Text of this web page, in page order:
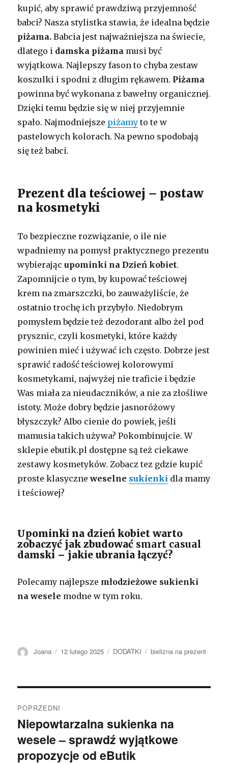
kupić, aby sprawić prawdziwą przyjemność
babci? Nasza stylistka stawia, że idealna będzie
piżama. Babcia jest najważniejsza na świecie,
dlatego i damska piżama musi być
wyjątkowa. Najlepszy fason to chyba zestaw
koszulki i spodni z długim rękawem. Piżama
powinna być wykonana z bawełny organicznej.
Dzięki temu będzie się w niej przyjemnie
spało. Najmodniejsze piżamy to te w
pastelowych kolorach. Na pewno spodobają
się też babci.
Prezent dla teściowej – postaw
na kosmetyki
To bezpieczne rozwiązanie, o ile nie
wpadniemy na pomysł praktycznego prezentu
wybierającupominki na Dzień kobiet.
Zapomnijcie o tym, by kupować teściowej
krem na zmarszczki, bo zauważyliście, że
ostatnio trochę ich przybyło. Niedobrym
pomysłem będzie też dezodorant albo żel pod
prysznic, czyli kosmetyki, które każdy
powinien mieć i używać ich często. Dobrze jest
sprawić radość teściowej kolorowymi
kosmetykami, najwyżej nie traficie i będzie
Was miała za nieudaczników, a nie za złośliwe
istoty. Może dobry będzie jasnoróżowy
błyszczyk? Albo cienie do powiek, jeśli
mamusia takich używa? Pokombinujcie. W
sklepie ebutik.pl dostępne są też ciekawe
zestawy kosmetyków. Zobacz tez gdzie kupić
proste klasyczneweselne sukienki dla mamy
i teściowej?
Upominki na dzień kobiet warto
zobaczyć jak zbudować smart casual
damski – jakie ubrania łączyć?
Polecamy najlepsze młodzieżowe sukienki
na wesele modne w tym roku.
Autor
Joana Opublikowano
12 lutego 2025 Kategorie
DODATKI Tagi
bielizna na prezent
wpisu
POPRZEDNI
Poprzedni
wpis:
Niepowtarzalna sukienka na
wesele – sprawdź wyjątkowe
propozycje od eButik